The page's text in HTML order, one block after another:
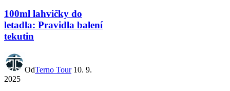
100ml lahvičky do
letadla: Pravidla balení
tekutin
OdTerno Tour 10. 9.
2025